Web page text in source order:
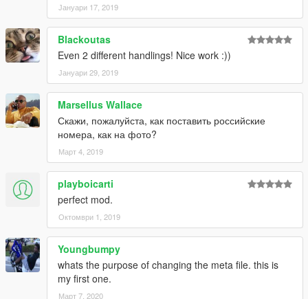
Јануари 17, 2019
Blackoutas
Even 2 different handlings! Nice work :))
Јануари 29, 2019
Marsellus Wallace
Скажи, пожалуйста, как поставить российские
номера, как на фото?
Март 4, 2019
playboicarti
perfect mod.
Октомври 1, 2019
Youngbumpy
whats the purpose of changing the meta file. this is
my first one.
Март 7, 2020